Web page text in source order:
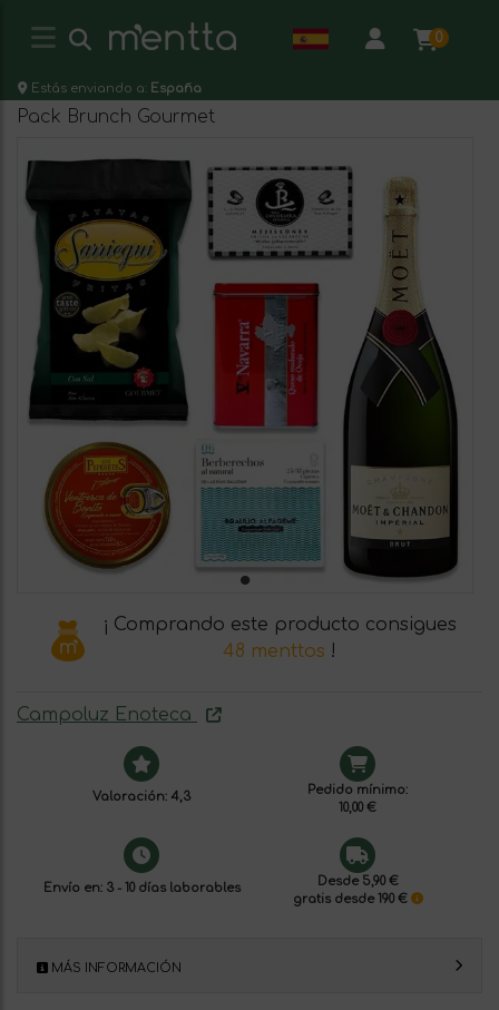
0
Estás enviando a: España
Pack Brunch Gourmet
¡ Comprando este producto consigues
48 menttos !
Campoluz Enoteca
Valoración: 4,3
Pedido mínimo:
10,00 €
Envío en: 3 - 10 días laborables
Desde 5,90 €
gratis desde 190 €
MÁS INFORMACIÓN